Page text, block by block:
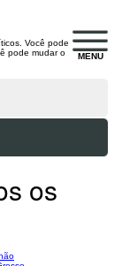
MENU
Você pode
pode mudar o
os